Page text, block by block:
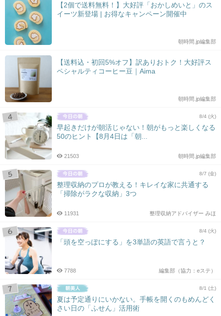
【2個で送料無料！】大好評「おかしめいと」のス
イーツ新登場 | お得なキャンペーン開催中
朝時間.jp編集部
【送料込・初回5%オフ】訳ありおトク！大好評ス
ペシャルティコーヒー豆｜Aima
朝時間.jp編集部
8/4 (火)
早起きだけが朝活じゃない！朝がもっと楽しくなる
50のヒント【8月4日は「朝...
朝時間.jp編集部
21503
8/7 (金)
整理収納のプロが教える！キレイな家に共通する
「掃除がラクな収納」3つ
整理収納アドバイザー みほ
11931
8/4 (火)
「頭を空っぽにする」を3単語の英語で言うと？
編集部（協力：eステ）
7788
8/1 (土)
夏は予定通りにいかない。手帳を開くのもめんどく
さい日の「ふせん」活用術